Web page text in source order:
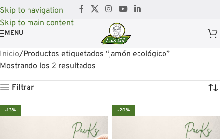
Skip to navigation
Skip to main content
MENU
Inicio Productos etiquetados “jamón ecológico”
Mostrando los 2 resultados
Filtrar
-13% -20%